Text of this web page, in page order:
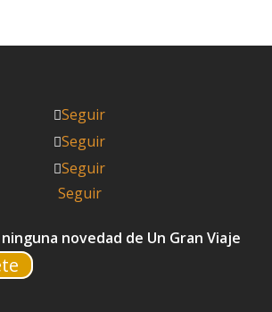
Seguir
Seguir
Seguir
Seguir
novedad de Un Gran Viaje